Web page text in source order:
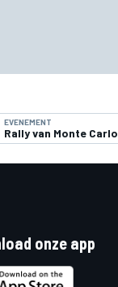
EVENEMENT
Rally van Monte Carlo
onze app